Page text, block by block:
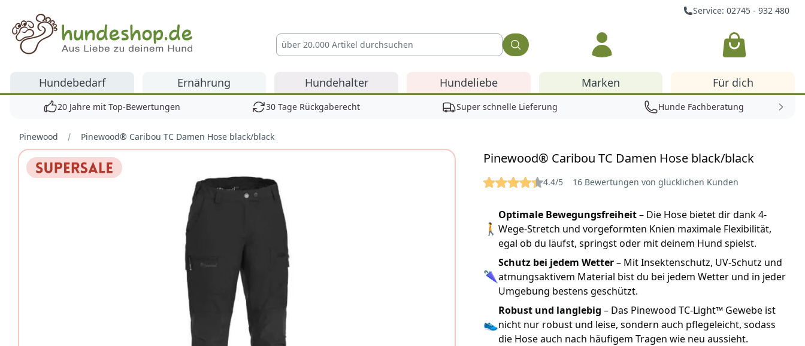
Service: 02745 - 932 480
Hundeshop.de
Warenkorb
Hundebedarf Ernährung Hundehalter Hundeliebe Marken Für dich
20 Jahre mit Top-Bewertungen 30 Tage Rückgaberecht Super schnelle Lieferung Hunde Fachberatung
Pinewood Pinewood® Caribou TC Damen Hose black/black
Pinewood® Caribou TC Damen Hose black/black
Reviews 4.4/5 16 Bewertungen von glücklichen Kunden
Bilder
🚶
Optimale Bewegungsfreiheit– Die Hose bietet dir dank 4-
Wege-Stretch und vorgeformten Knien maximale Flexibilität,
egal ob du läufst, springst oder mit deinem Hund spielst.
🌂
Schutz bei jedem Wetter– Mit Insektenschutz, UV-Schutz und
atmungsaktivem Material bist du bei jedem Wetter und in jeder
Umgebung bestens geschützt.
👟
Robust und langlebig – Das Pinewood TC-Light™ Gewebe ist
nicht nur robust und leise, sondern auch pflegeleicht, sodass
die Hose auch nach häufigem Tragen wie neu aussieht.